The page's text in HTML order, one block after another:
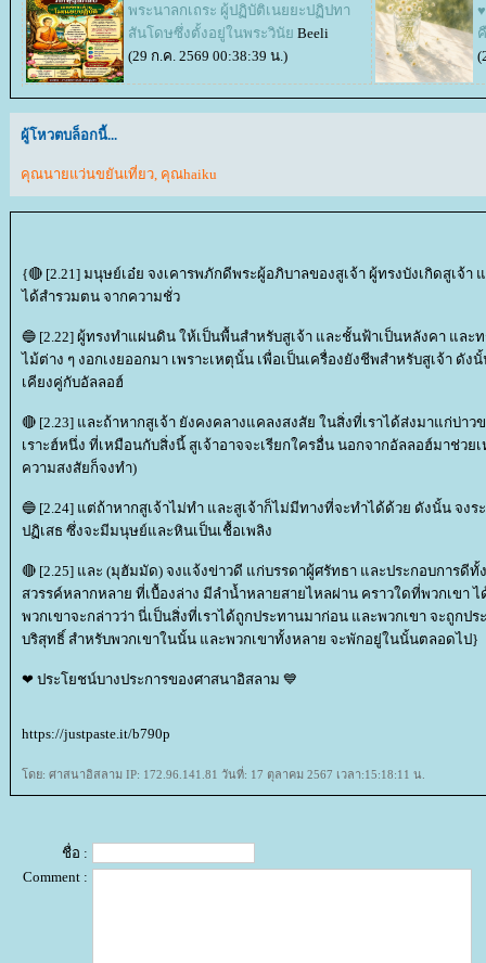
พระนาลกเถระ ผู้ปฏิบัติเนยยะปฏิปทา
สันโดษซึ่งตั้งอยู่ในพระวินั Beeli
(29 ก.ค. 2569 00:38:39 น.)
ผู้โหวตบล็อกนี้...
คุณนายแว่นขยันเที่ยว, คุณhaiku
{🔴 [2.21] มนุษย์เอ๋ย จงเคารพภักดีพระผู้อภิบาลของสูเจ้า ผู้ทรงบังเกิดสูเจ้า
ได้สำรวมตน จากความชั่ว
🔵 [2.22] ผู้ทรงทำแผ่นดิน ให้เป็นพื้นสำหรับสูเจ้า และชั้นฟ้าเป็นหลังคา และ
ไม้ต่าง ๆ งอกเงยออกมา เพราะเหตุนั้น เพื่อเป็นเครื่องยังชีพสำหรับสูเจ้า ดัง
เคียงคู่กับอัลลอฮ์
🔴 [2.23] และถ้าหากสูเจ้า ยังคงคลางแคลงสงสัย ในสิ่งที่เราได้ส่งมาแก่บ่า
เราะฮ์หนึ่ง ที่เหมือนกับสิ่งนี้ สูเจ้าอาจจะเรียกใครอื่น นอกจากอัลลอฮ์มาช่วย
ความสงสัยก็จงทำ)
🔵 [2.24] แต่ถ้าหากสูเจ้าไม่ทำ และสูเจ้าก็ไม่มีทางที่จะทำได้ด้วย ดังนั้น จงร
ปฏิเสธ ซึ่งจะมีมนุษย์และหินเป็นเชื้อเพลิง
🔴 [2.25] และ (มุฮัมมัด) จงแจ้งข่าวดี แก่บรรดาผู้ศรัทธา และประกอบการดีทั้
สวรรค์หลากหลาย ที่เบื้องล่าง มีลำน้ำหลายสายไหลผ่าน คราวใดที่พวกเขา
พวกเขาจะกล่าวว่า นี่เป็นสิ่งที่เราได้ถูกประทานมาก่อน และพวกเขา จะถูกป
บริสุทธิ์ สำหรับพวกเขาในนั้น และพวกเขาทั้งหลาย จะพักอยู่ในนั้นตลอดไป}
❤ ประโยชน์บางประการของศาสนาอิสลาม 💙
https://justpaste.it/b790p
ดย: ศาสนาอิสลาม IP: 172.96.141.81 วันที่: 17 ตุลาคม 2567 เวลา:15:18:11 น.
ชื่อ :
Comment :